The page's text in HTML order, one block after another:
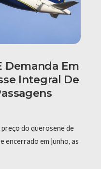
Demanda Em
Integral De
do querosene de
encerrado em junho, as